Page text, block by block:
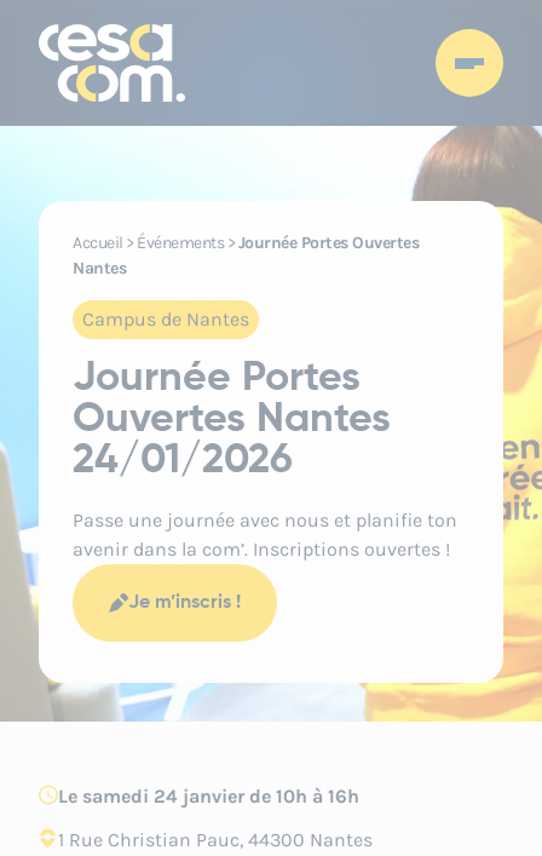
Accueil > Événements>Journée Portes Ouvertes
Nantes
Campus de Nantes
Journée Portes
Ouvertes Nantes
24/01/2026
Passe une journée avec nous et planifie ton
avenir dans la com’. Inscriptions ouvertes !
Je m’inscris !
Le samedi 24 janvier de 10h à 16h
1 Rue Christian Pauc, 44300 Nantes